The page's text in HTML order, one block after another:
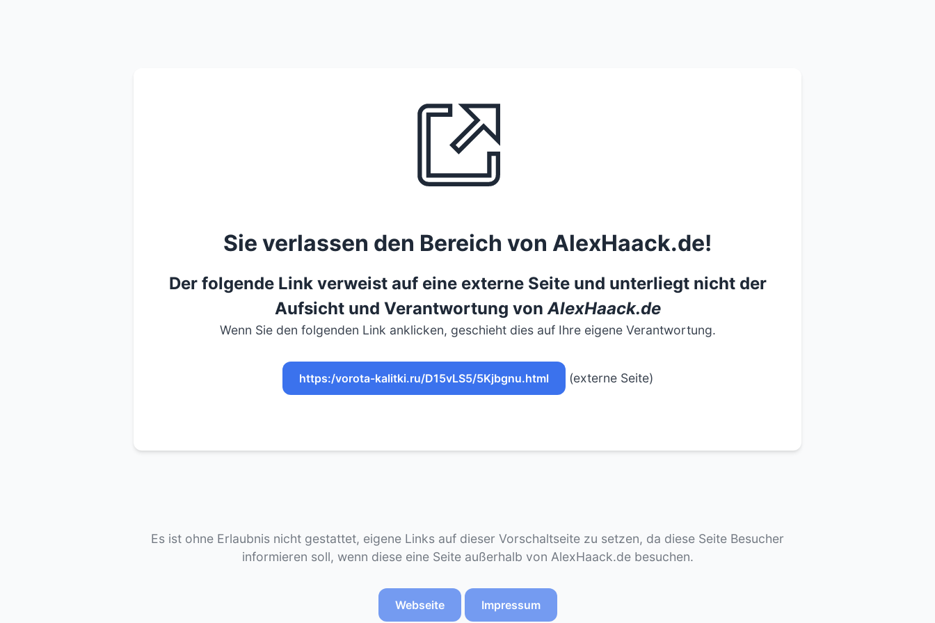
Sie verlassen den Bereich von AlexHaack.de!
Der folgende Link verweist auf eine externe Seite und unterliegt nicht der
Aufsicht und Verantwortung vonAlexHaack.de
Wenn Sie den folgenden Link anklicken, geschieht dies auf Ihre eigene Verantwortung.
https:/vorota-kalitki.ru/D15vLS5/5Kjbgnu.html (externe Seite)
Es ist ohne Erlaubnis nicht gestattet, eigene Links auf dieser Vorschaltseite zu setzen, da diese Seite Besucher
informieren soll, wenn diese eine Seite außerhalb von AlexHaack.de besuchen.
Webseite Impressum